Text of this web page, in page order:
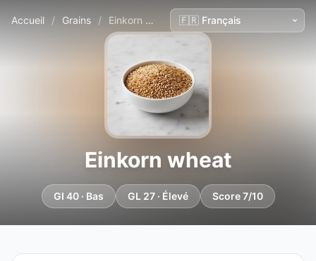
Accueil / Grains / Einkorn wheat
Einkorn wheat
GI 40 · Bas GL 27 · Élevé Score 7/10